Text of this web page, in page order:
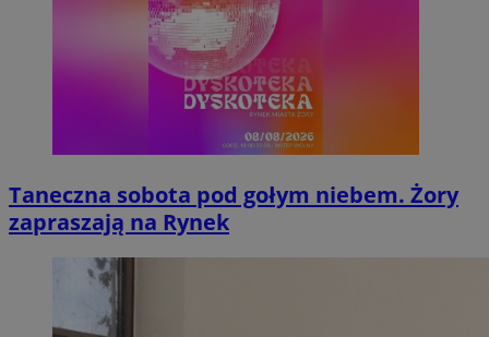
Taneczna sobota pod gołym niebem. Żory
zapraszają na Rynek